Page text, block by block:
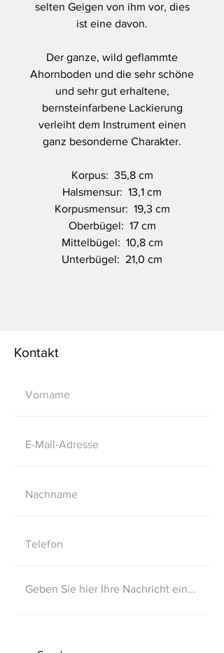
selten Geigen von ihm vor, dies
ist eine davon.
Der ganze, wild geflammte
Ahornboden und die sehr schöne
und sehr gut erhaltene,
bernsteinfarbene Lackierung
verleiht dem Instrument einen
ganz besonderne Charakter.
Korpus: 35,8 cm
Halsmensur: 13,1 cm
Korpusmensur: 19,3 cm
Oberbügel: 17 cm
Mittelbügel: 10,8 cm
Unterbügel: 21,0 cm
Kontakt